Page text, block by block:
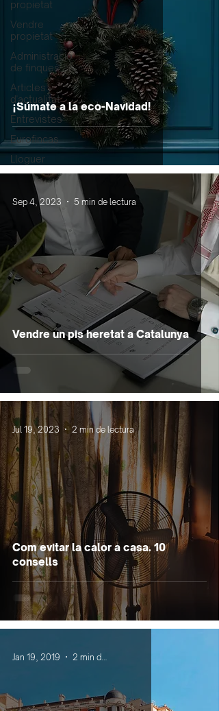
propietat
Vendre
propietat
Administració
de finques
Articles
d'actualitat
Entrevistes
Eurofincas
Lloguer
¡Súmate a la eco-Navidad!
Vendre un pis heretat a Catalunya
Sep 4, 2023 5 min de lectura
Com evitar la calor a casa. 10
consells
Jul 19, 2023 2 min de lectura
Jan 19, 2019